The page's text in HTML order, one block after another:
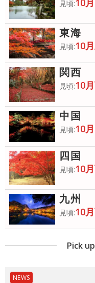
見頃:
東海
見頃:10
関西
見頃:10
中国
見頃:10
四国
見頃:10
九州
見頃:10
Pick
NEWS